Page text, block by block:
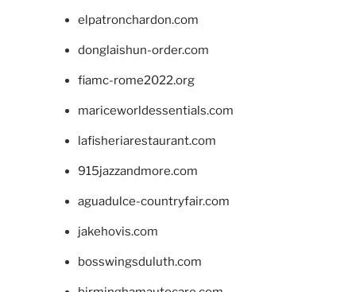
elpatronchardon.com
donglaishun-order.com
fiamc-rome2022.org
mariceworldessentials.com
lafisheriarestaurant.com
915jazzandmore.com
aguadulce-countryfair.com
jakehovis.com
bosswingsduluth.com